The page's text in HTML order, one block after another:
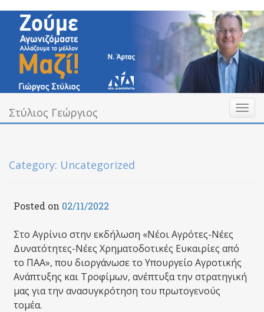
content
Στύλιος Γεώργιος
Υπεύθυνα Δίπλα σας Toggle
Στύλιος Γεώργιος
Category: Uncategorized
Posted on 02/11/2022
Στο Αγρίνιο στην εκδήλωση «Νέοι Αγρότες-Νέες
Δυνατότητες-Νέες Χρηματοδοτικές Ευκαιρίες από
το ΠΑΑ», που διοργάνωσε το Υπουργείο Αγροτικής
Ανάπτυξης και Τροφίμων, ανέπτυξα την στρατηγική
μας για την ανασυγκρότηση του πρωτογενούς
τομέα.